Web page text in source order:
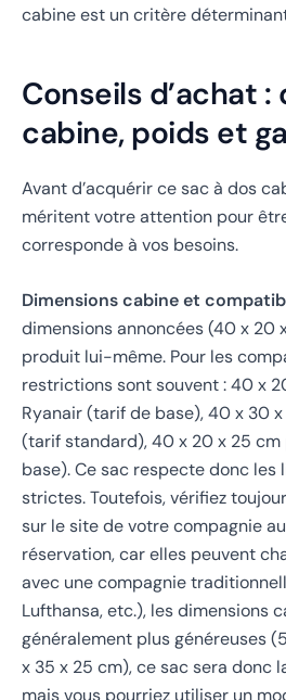
cabine est un critère
Conseils d’achat
cabine, poids et
Avant d’acquérir ce sac à dos
méritent votre attention pour
corresponde à vos besoins.
Dimensions cabine et
dimensions annoncées (40 x 20
produit lui-même. Pour les
restrictions sont souvent : 40 x
Ryanair (tarif de base), 40 x 30
(tarif standard), 40 x 20 x 25 cm
base). Ce sac respecte donc les
strictes. Toutefois, vérifiez
sur le site de votre compagnie
réservation, car elles peuvent
avec une compagnie
Lufthansa, etc.), les dimensions
généralement plus généreuses
x 35 x 25 cm), ce sac sera donc
mais vous pourriez utiliser un